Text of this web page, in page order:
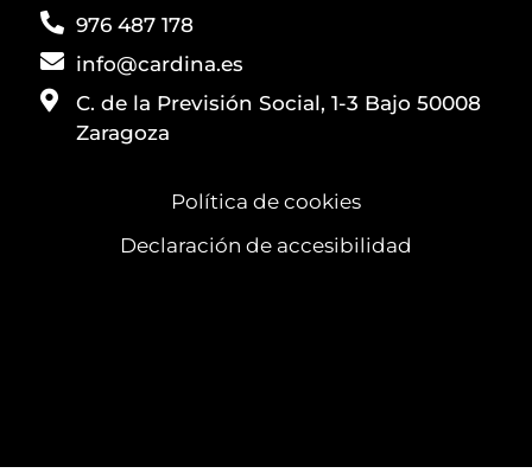
976 487 178
info@cardina.es
C. de la Previsión Social, 1-3 Bajo 50008
Zaragoza
Política de cookies
Declaración de accesibilidad